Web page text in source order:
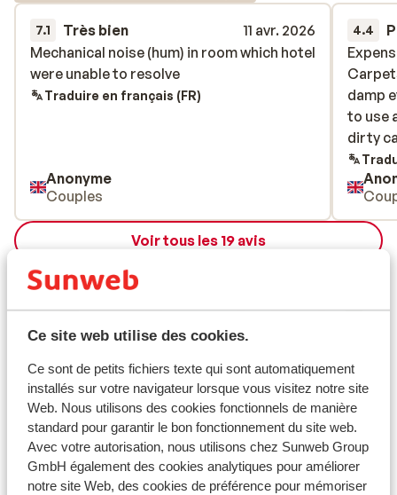
Ce site web utilise des cookies.
Ce sont de petits fichiers texte qui sont automatiquement
installés sur votre navigateur lorsque vous visitez notre site
Web. Nous utilisons des cookies fonctionnels de manière
standard pour garantir le bon fonctionnement du site web.
Avec votre autorisation, nous utilisons chez Sunweb Group
GmbH également des cookies analytiques pour améliorer
notre site Web, des cookies de préférence pour mémoriser
7.1 Très bien
11 avr. 2026
Mechanical noise (hum) in room which hotel
were unable to resolve
Mechanical noise (hum) in room which hotel
were unable to resolve
Traduire en français (FR)
Anonyme
Couples
4.4
damp
to use
dirty
damp
to use
dirty
Voir tous les 19 avis
Emplacement
Afficher sur la carte
À proximité